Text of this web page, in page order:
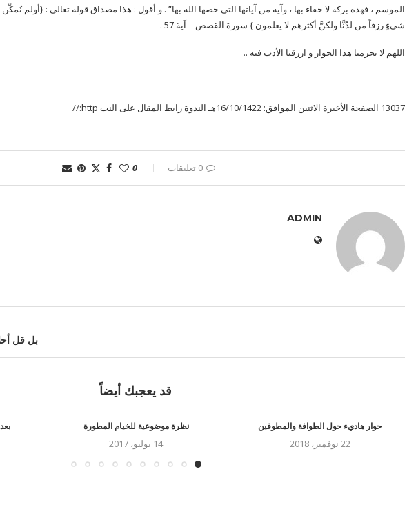
الموسم ، فهذه بركة لا خفاء بها ، وآية من آياتها التي خصها الله بها” . و أقول : هذا مصداق قوله تعالى : {أولم
شىءٍ رزقاً من لدُنَّا ولكنَّ أكثرهم لا يعلمون } سورة القصص – آية 57 .
اللهم لا تحرمنا هذا الجوار و ارزقنا الأدب فيه ..
13037 الصفحة الأخيرة الاثنين الموافق: 16/10/1422هـ الندوة رابط المقال على النت http://
0 تعليقات 0
ADMIN
بل قل
قد يعجبك أيضاً
حوار هاديء حول الطوافة والمطوفين
22 نوفمبر، 2018
نظرة موضوعية للخيام المطورة
14 يوليو، 2017